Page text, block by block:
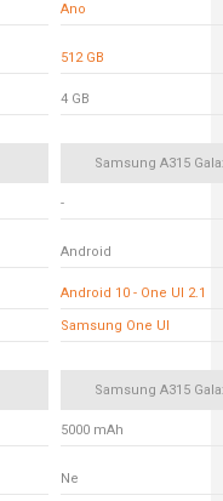
Ano
512 GB
4 GB
Samsung A315
-
Android
Android 10 - One UI 2.1
Samsung One UI
Samsung A315
5000 mAh
Ne